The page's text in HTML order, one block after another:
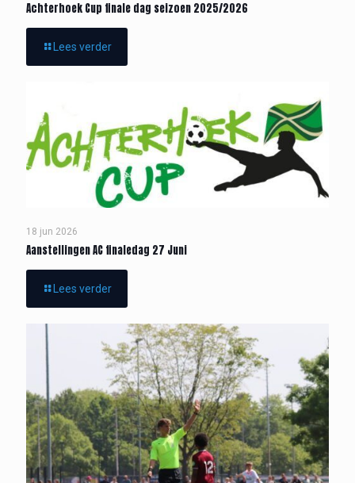
Achterhoek Cup finale dag seizoen 2025/2026
Lees verder
18 jun 2026
Aanstellingen AC finaledag 27 Juni
Lees verder